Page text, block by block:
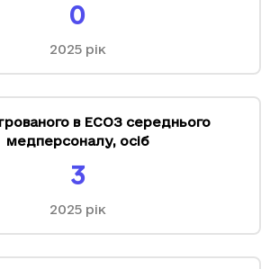
0
2025рік
в ЕСОЗ середнього
медперсоналу, осіб
3
2025рік